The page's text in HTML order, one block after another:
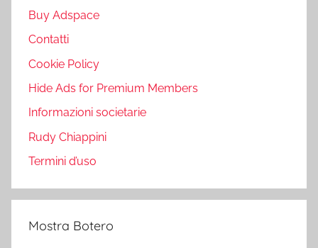
Buy Adspace
Contatti
Cookie Policy
Hide Ads for Premium Members
Informazioni societarie
Rudy Chiappini
Termini d’uso
Mostra Botero